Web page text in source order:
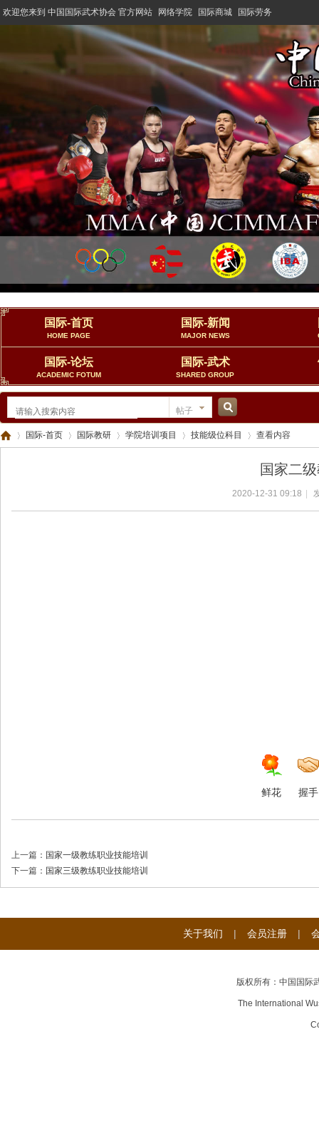
欢迎您来到 中国国际武术协会 官方网站 网络学院 国际商城 国际劳务
国际-首页
HOME PAGE
国际-新闻
MAJOR NEWS
国际-论坛
ACADEMIC FOTUM
国际-武术
SHARED GROUP
帖子
搜
国际-首页 国际教研 学院培训项目 技能级位科目
›
查看内容
国家二
2020-12-31 09:18
鲜花 握手
上一篇： 国家一级教练职业技能培训
下一篇： 国家三级教练职业技能培训
关于我们 | 会员注册 |
版权所有：中国国际
The International